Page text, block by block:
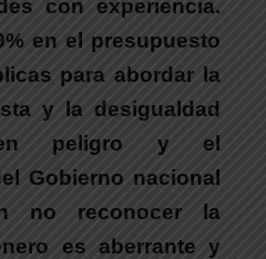
con experiencia.
en el presupuesto
para abordar la
y la desigualdad
peligro y el
Gobierno nacional
no reconocer la
es aberrante y